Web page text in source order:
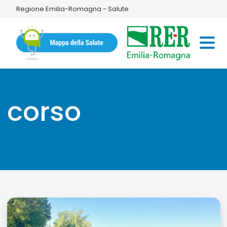
Regione Emilia-Romagna - Salute
corso